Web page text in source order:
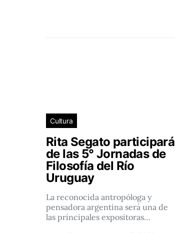
Cultura
Rita Segato participará
de las 5° Jornadas de
Filosofía del Río
Uruguay
La reconocida antropóloga y
pensadora argentina será una de
las principales expositoras…